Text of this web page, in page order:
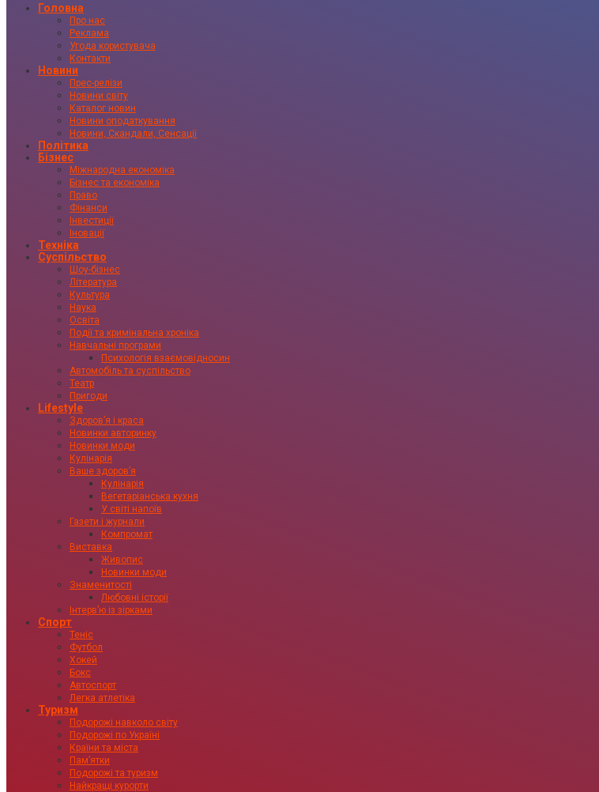
Головна
Про нас
Реклама
Угода користувача
Контакти
Новини
Прес-релізи
Новини світу
Каталог новин
Новини оподаткування
Новини, Скандали, Сенсації
Політика
Бізнес
Міжнародна економіка
Бізнес та економіка
Право
Фінанси
Інвестиції
Іновації
Техніка
Суспільство
Шоу-бізнес
Література
Культура
Наука
Освіта
Події та кримінальна хроніка
Навчальні програми
Психологія взаємовідносин
Автомобіль та суспільство
Театр
Пригоди
Lifestyle
Здоровʼя і краса
Новинки авторинку
Новинки моди
Кулінарія
Ваше здоровʼя
Кулінарія
Вегетаріанська кухня
У світі напоїв
Газети і журнали
Компромат
Виставка
Живопис
Новинки моди
Знаменитості
Любовні історії
Інтервʼю із зірками
Спорт
Теніс
Футбол
Хокей
Бокс
Автоспорт
Легка атлетіка
Туризм
Подорожі навколо світу
Подорожі по Україні
Країни та міста
Пам’ятки
Подорожі та туризм
Найкращі курорти